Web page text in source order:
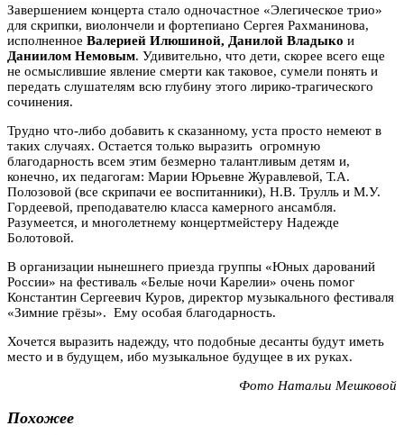
Завершением концерта стало одночастное «Элегическое трио»
для скрипки, виолончели и фортепиано Сергея Рахманинова,
исполненное Валерией Илюшиной, Данилой Владыко и
Даниилом Немовым. Удивительно, что дети, скорее всего еще
не осмыслившие явление смерти как таковое, сумели понять и
передать слушателям всю глубину этого лирико-трагического
сочинения.
Трудно что-либо добавить к сказанному, уста просто немеют в
таких случаях. Остается только выразить огромную
благодарность всем этим безмерно талантливым детям и,
конечно, их педагогам: Марии Юрьевне Журавлевой, Т.А.
Полозовой (все скрипачи ее воспитанники), Н.В. Трулль и М.У.
Гордеевой, преподавателю класса камерного ансамбля.
Разумеется, и многолетнему концертмейстеру Надежде
Болотовой.
В организации нынешнего приезда группы «Юных дарований
России» на фестиваль «Белые ночи Карелии» очень помог
Константин Сергеевич Куров, директор музыкального фестиваля
«Зимние грёзы». Ему особая благодарность.
Хочется выразить надежду, что подобные десанты будут иметь
место и в будущем, ибо музыкальное будущее в их руках.
Фото Натальи Мешковой
Похожее